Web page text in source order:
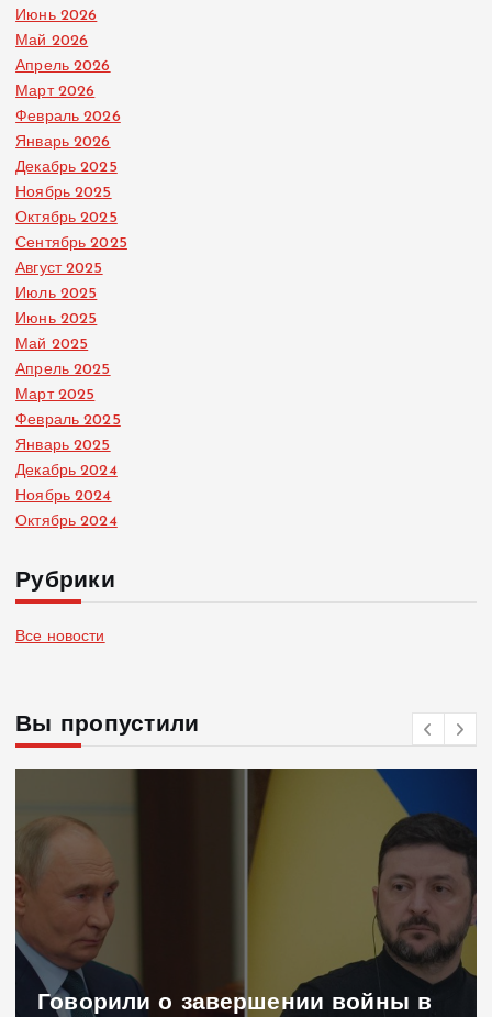
Июнь 2026
Май 2026
Апрель 2026
Март 2026
Февраль 2026
Январь 2026
Декабрь 2025
Ноябрь 2025
Октябрь 2025
Сентябрь 2025
Август 2025
Июль 2025
Июнь 2025
Май 2025
Апрель 2025
Март 2025
Февраль 2025
Январь 2025
Декабрь 2024
Ноябрь 2024
Октябрь 2024
Рубрики
Все новости
Вы пропустили
Говорили о завершении войны в